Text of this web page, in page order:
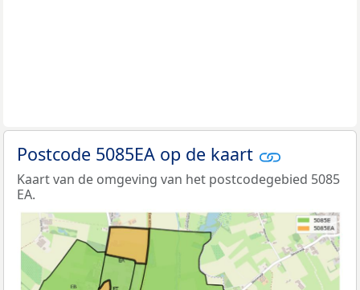
Postcode 5085EA op de kaart
Kaart van de omgeving van het postcodegebied 5085
EA.